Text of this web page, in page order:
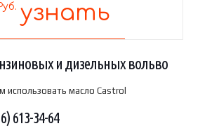
узнать
и дизельных вольво
масло Castrol
613-34-64